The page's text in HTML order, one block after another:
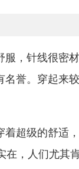
，针线很密
誉。穿起来
超级的舒适
在，人们尤其